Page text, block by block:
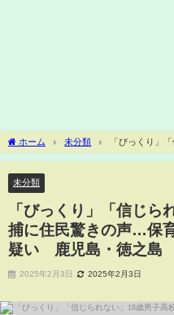
ホーム 未分類
「びっくり」
きの声…保育士の55歳女性を殺害した
未分類
「びっくり」「信じら
捕に住民驚きの声…保
疑い 鹿児島・徳之島
2025年2月3日 2025年2月3日